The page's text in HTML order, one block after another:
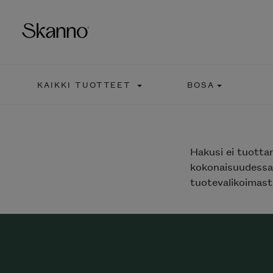
KAIKKI TUOTTEET BOSA
Hakusi ei